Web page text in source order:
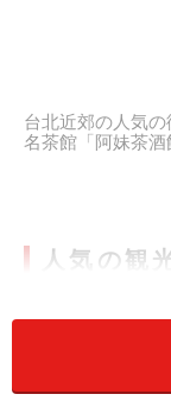
台北近郊の人気
名茶館「阿妹茶酒
人気の観
赤い提灯が連な